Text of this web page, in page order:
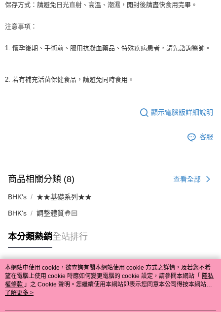
保存方式：請避免日光直射、高溫、潮濕，開封後請盡快食用完畢。
注意事項：
1. 懷孕後期、手術前、服用抗凝血藥品、特殊疾病患者，請先諮詢醫師。
2. 若有補充活菌保健食品，請避免同時食用。
顯示電腦版詳細說明
客服
商品相關分類 (8) 查看全部
BHK's ★★基礎系列★★
BHK's 調整體質🤚🏻
本分類熱銷全站排行
熱門標籤
本網站中使用 cookie，欲查詢有關本網站使用 cookie 方式之詳情，及若您不希
望在電腦上使用 cookie 時應如何變更電腦的 cookie 設定，請參閱本網站「 隱私
權條款 」之 Cookie 聲明。您繼續使用本網站即表示您同意本公司得按本網站使
用條款之 Cookie 聲明使用 cookie。
了解更多 >